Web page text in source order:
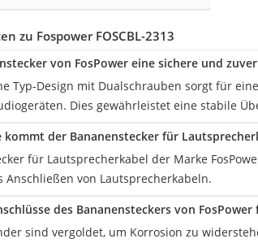
zu Fospower FOSCBL-2313
von FosPower eine sichere und
Typ-Design mit Dualschrauben sorgt für
Dies gewährleistet eine stabile
kommt der Bananenstecker für
für Lautsprecherkabel der Marke
von Lautsprecherkabeln.
des Bananensteckers von
sind vergoldet, um Korrosion zu